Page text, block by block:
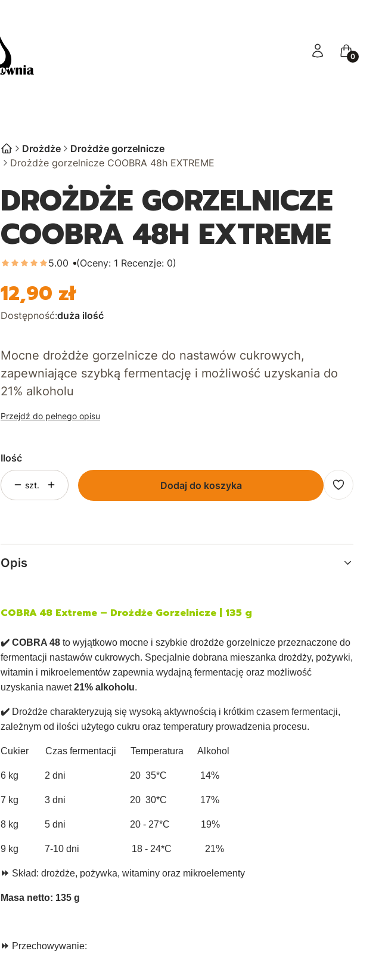
Zaloguj sięKoszyk
Drożdże
Drożdże gorzelnicze
Drożdże gorzelnicze COOBRA 48h EXTREME
DROŻDŻE GORZELNICZE
COOBRA 48H EXTREME
5.00 (Oceny: 1 Recenzje: 0)
Cena
12,90 zł
Dostępność:duża ilość
Mocne drożdże gorzelnicze do nastawów cukrowych,
zapewniające szybką fermentację i możliwość uzyskania do
21% alkoholu
Przejdź do pełnego opisu
Ilość
szt. Dodaj do koszyka
Opis
COBRA 48 Extreme – Drożdże Gorzelnicze | 135 g
✔️ COBRA 48 to wyjątkowo mocne i szybkie drożdże gorzelnicze przeznaczone do
fermentacji nastawów cukrowych. Specjalnie dobrana mieszanka drożdży, pożywki,
witamin i mikroelementów zapewnia wydajną fermentację oraz możliwość
uzyskania nawet21% alkoholu.
✔️ Drożdże charakteryzują się wysoką aktywnością i krótkim czasem fermentacji,
zależnym od ilości użytego cukru oraz temperatury prowadzenia procesu.
Cukier Czas fermentacji Temperatura Alkohol
6 kg 2 dni 20 35*C 14%
7 kg 3 dni 20 30*C 17%
8 kg 5 dni 20 - 27*C 19%
9 kg 7-10 dni 18 - 24*C 21%
⏩ Skład: drożdże, pożywka, witaminy oraz mikroelementy
Masa netto: 135 g
⏩ Przechowywanie: